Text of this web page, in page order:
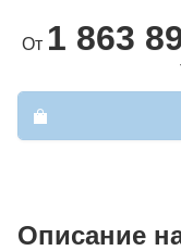
От 1 863
Описание